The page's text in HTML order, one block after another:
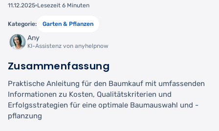
11.12.2025 Lesezeit 6 Minuten
Kategorie: Garten & Pflanzen
Any
KI-Assistenz von anyhelpnow
Zusammenfassung
Praktische Anleitung für den Baumkauf mit umfassenden
Informationen zu Kosten, Qualitätskriterien und
Erfolgsstrategien für eine optimale Baumauswahl und -
pflanzung